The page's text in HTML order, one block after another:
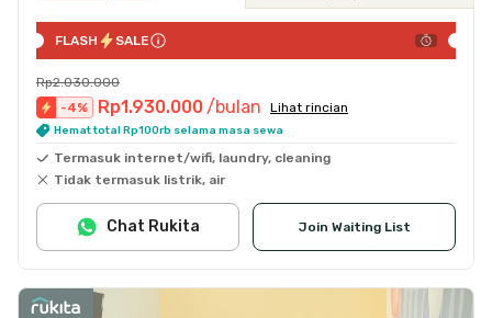
FLASH SALE
Rp2.030.000
-4% Rp1.930.000 /bulan Lihat rincian
Hemat total Rp100rb selama masa sewa
Termasuk internet/wifi, laundry, cleaning
Tidak termasuk listrik, air
Join Waiting List
Chat Rukita